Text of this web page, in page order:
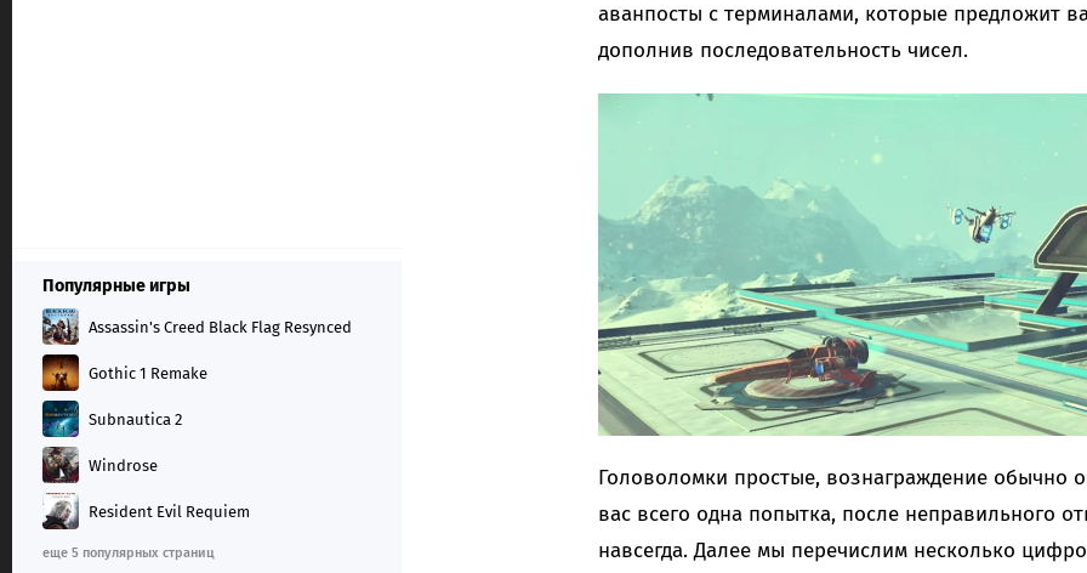
Популярные игры
Assassin's Creed Black Flag Resynced
Gothic 1 Remake
Subnautica 2
Windrose
Resident Evil Requiem
еще 5 популярных страниц
аванпосты с терминалами, которые предложит
дополнив последовательность чисел.
Головоломки простые, вознаграждение обычно
вас всего одна попытка, после неправильного
навсегда. Далее мы перечислим несколько